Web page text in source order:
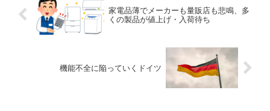
家電品薄でメーカーも量販店も悲鳴、多
くの製品が値上げ・入荷待ち
機能不全に陥っていくドイツ